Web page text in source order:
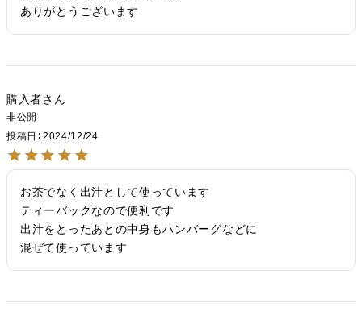
ありがとうございます
購入者
非公開
投稿日
2024/12/24
お茶でなく出汁として使っています
ティーバックなので便利です
出汁をとったあとの中身もハンバーグなどに
混ぜて使っています